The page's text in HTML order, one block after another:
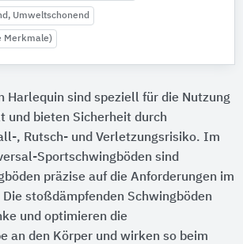
Umweltschonend
Merkmale)
Harlequin sind speziell für die Nutzung
und bieten Sicherheit durch
, Rutsch- und Verletzungsrisiko. Im
Sportschwingböden sind
präzise auf die Anforderungen im
Die stoßdämpfenden Schwingböden
und optimieren die
an den Körper und wirken so beim